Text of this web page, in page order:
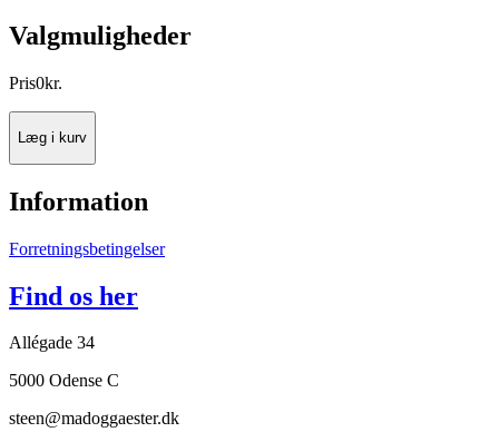
Valgmuligheder
Pris0kr.
Læg i kurv
Information
Forretningsbetingelser
Find os her
Allégade 34
5000 Odense C
steen@madoggaester.dk